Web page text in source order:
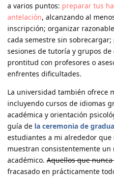
a varios puntos: preparar tus
antelación, alcanzando al
inscripción; organizar
cada semestre sin
sesiones de tutoría y grupos
prontitud con profesores o
enfrentes dificultades.
La universidad también ofrece
incluyendo cursos de idiomas
académica y orientación
guía de la ceremonia de
estudiantes a mi alrededor que
muestran consistentemente
académico. Aquellos que
fracasado en prácticamente